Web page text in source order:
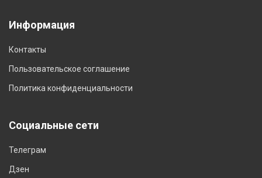
Информация
Контакты
Пользовательское соглашение
Политика конфиденциальности
Социальные сети
Телеграм
Дзен